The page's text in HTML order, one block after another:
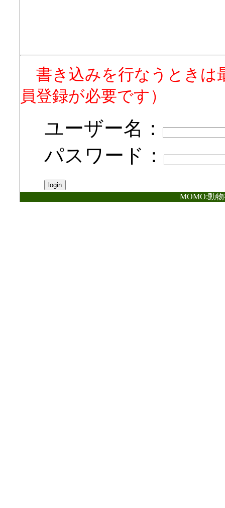
書き込みを行なうときは
員登録が必要です）
ユーザー名：
パスワード：
MOMO:動